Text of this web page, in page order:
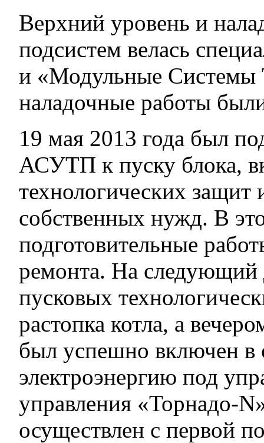
Верхний уровень и
подсистем велась
и «Модульные Системы
наладочные работы
19 мая 2013 года был
АСУТП к пуску блока,
технологических
собственных нужд. В
подготовительные
ремонта. На следующий
пусковых
растопка котла, а
был успешно включен в
электроэнергию под
управления «Торнадо-
осуществлен с первой